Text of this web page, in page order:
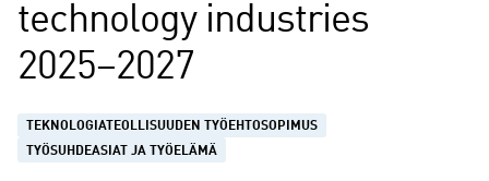
tech­no­lo­gy in­dustries
2025–2027
TEKNOLOGIATEOLLISUUDEN TYÖEHTOSOPIMUS
TYÖSUHDEASIAT JA TYÖELÄMÄ